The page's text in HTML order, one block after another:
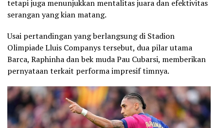
tetapi juga menunjukkan mentalitas juara dan efektivitas
serangan yang kian matang.
Usai pertandingan yang berlangsung di Stadion
Olimpiade Lluis Companys tersebut, dua pilar utama
Barca, Raphinha dan bek muda Pau Cubarsi, memberikan
pernyataan terkait performa impresif timnya.